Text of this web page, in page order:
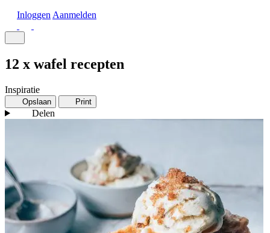
Inloggen Aanmelden
12 x wafel recepten
Inspiratie
Opslaan Print
Delen